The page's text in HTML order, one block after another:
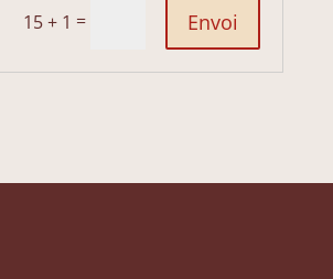
15 + 1 = Envoi